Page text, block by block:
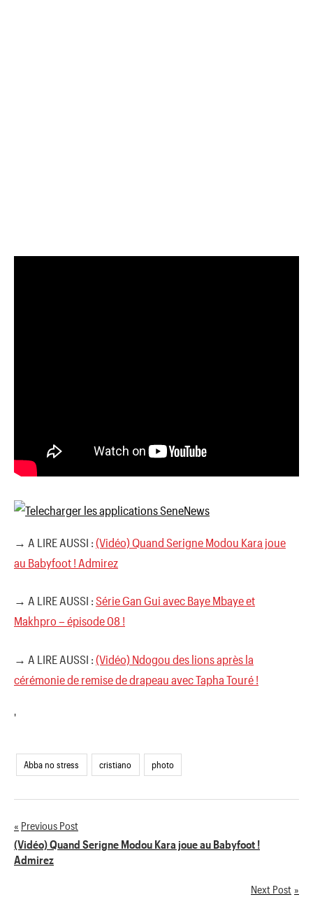
→ A LIRE AUSSI : (Vidéo) Quand Serigne Modou Kara joue
au Babyfoot ! Admirez
→ A LIRE AUSSI : Série Gan Gui avec Baye Mbaye et
Makhpro – épisode 08 !
→ A LIRE AUSSI : (Vidéo) Ndogou des lions après la
cérémonie de remise de drapeau avec Tapha Touré !
'
Abba no stress cristiano photo
Navigation
de
Previous Post
(Vidéo) Quand Serigne Modou Kara joue au Babyfoot !
Admirez
Next Post